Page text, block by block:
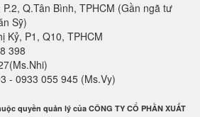
Q.Tân Bình, TPHCM (Gần ngã tư
Sỹ)
Kỷ, P1, Q10, TPHCM
398
- 0933 055 945 (Ms.Vy)
quyền quản lý của CÔNG TY CỔ PHẦN XUẤT